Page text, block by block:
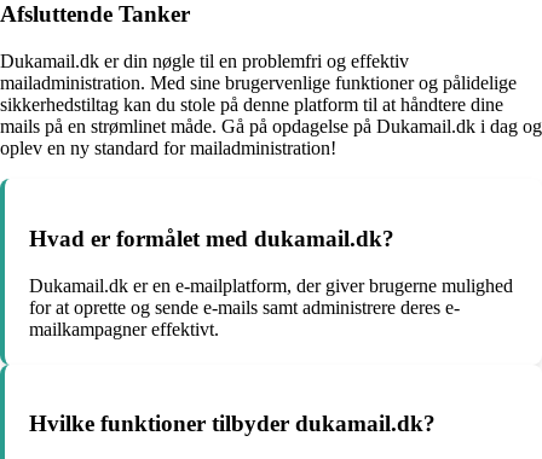
Afsluttende Tanker
Dukamail.dk er din nøgle til en problemfri og effektiv
mailadministration. Med sine brugervenlige funktioner og pålidelige
sikkerhedstiltag kan du stole på denne platform til at håndtere dine
mails på en strømlinet måde. Gå på opdagelse på Dukamail.dk i dag og
oplev en ny standard for mailadministration!
Hvad er formålet med dukamail.dk?
Dukamail.dk er en e-mailplatform, der giver brugerne mulighed
for at oprette og sende e-mails samt administrere deres e-
mailkampagner effektivt.
Hvilke funktioner tilbyder dukamail.dk?